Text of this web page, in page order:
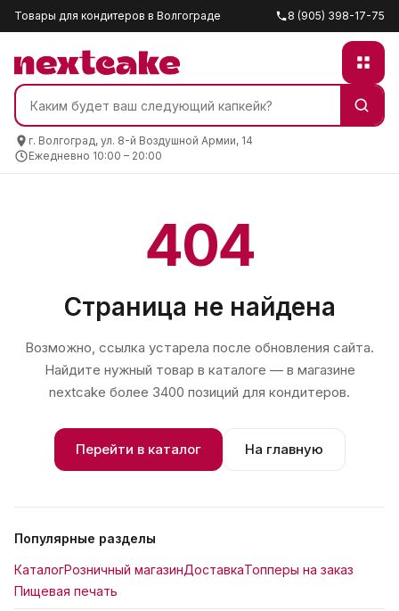
Товары для кондитеров в Волгограде 8 (905) 398-17-75
г. Волгоград, ул. 8-й Воздушной Армии, 14
Ежедневно 10:00 – 20:00
404
Страница не найдена
Возможно, ссылка устарела после обновления сайта.
Найдите нужный товар в каталоге — в магазине
nextcake более 3400 позиций для кондитеров.
Перейти в каталог На главную
Популярные разделы
КаталогРозничный магазинДоставкаТопперы на заказ
Пищевая печать